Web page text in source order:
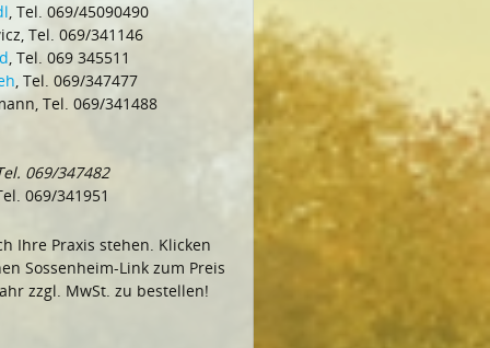
, Tel. 069/45090490
Tel. 069/341146
, Tel. 069 345511
, Tel. 069/347477
Tel. 069/341488
069/347482
069/341951
Ihre Praxis stehen. Klicken
Sossenheim-Link zum Preis
zzgl. MwSt. zu bestellen!